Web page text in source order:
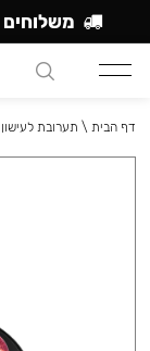
דף הבית \ תערובת לעישון
משלוחים